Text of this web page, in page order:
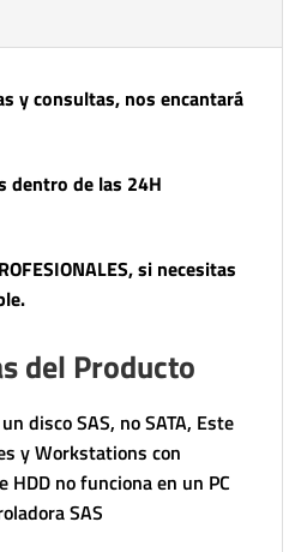
y consultas, nos encantará
dentro de las 24H
si necesitas
del Producto
disco SAS, no SATA, Este
y Workstations con
HDD no funciona en un PC
SAS